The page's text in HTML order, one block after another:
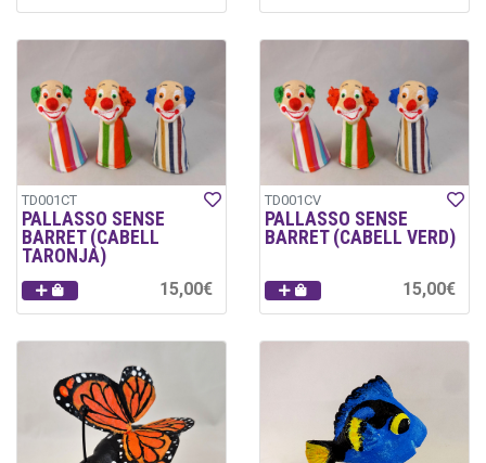
TD001CT
PALLASSO SENSE
BARRET (CABELL
TARONJA)
15,00€
TD001CV
PALLASSO SENSE
BARRET (CABELL VERD)
15,00€